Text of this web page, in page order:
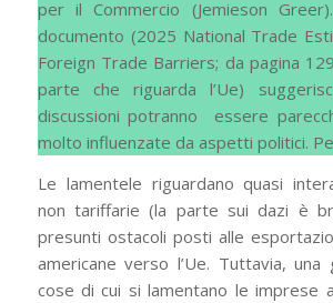
per il Commercio (Jemieson
documento (2025 National Trade
Foreign Trade Barriers; da pagina
parte che riguarda l’Ue)
discussioni potranno essere
molto influenzate da aspetti politici.
Le lamentele riguardano quasi
non tariffarie (la parte sui dazi è
presunti ostacoli posti alle
americane verso l’Ue. Tuttavia,
cose di cui si lamentano le imprese